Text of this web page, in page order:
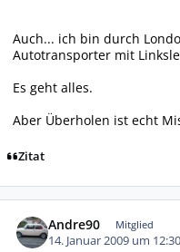
Auch... ich bin durch
Autotransporter mit
Es geht alles.
Aber Überholen ist echt
Zitat
Andre90 Mitglied
14. Januar 2009 um 12:30